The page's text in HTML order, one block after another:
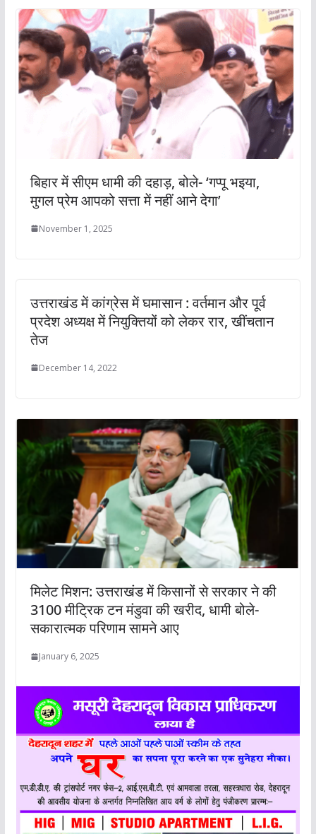
बिहार में सीएम धामी की दहाड़, बोले- ‘गप्पू भइया,
मुगल प्रेम आपको सत्ता में नहीं आने देगा’
November 1, 2025
उत्तराखंड में कांग्रेस में घमासान : वर्तमान और पूर्व
प्रदेश अध्यक्ष में नियुक्तियों को लेकर रार, खींचतान
तेज
December 14, 2022
मिलेट मिशन: उत्तराखंड में किसानों से सरकार ने की
3100 मीट्रिक टन मंडुवा की खरीद, धामी बोले-
सकारात्मक परिणाम सामने आए
January 6, 2025